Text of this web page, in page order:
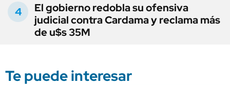
El gobierno redobla su ofensiva
judicial contra Cardama y reclama más
de u$s 35M
Te puede interesar